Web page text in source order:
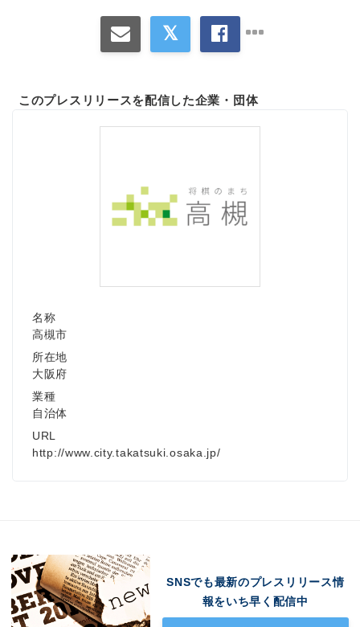
このプレスリリースを配信した企業・団体
名称
高槻市
所在地
大阪府
業種
自治体
URL
http://www.city.takatsuki.osaka.jp/
SNSでも最新のプレスリリース情
報をいち早く配信中
Japanese
English